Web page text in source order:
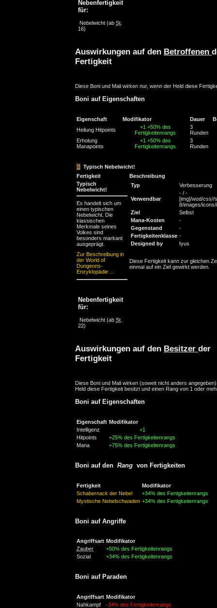
Nebenfertigkeit
für:
Nebelwicht (ab St
16)
Auswirkungen auf den Betroffenen
Fertigkeit
Diese Boni und Mali wirken nur, wenn der Held diese
Boni auf Eigenschaften
Eigenschaft Modifikator Dauer
Heilung Hitpoints
+1 +50% des
Fertigkeitenrangs
3
Runden
Erholung
Manapoints
+1 +50% des
Fertigkeitenrangs
3
Runden
Typisch Nebelwicht!
Fertigkeit
Beschreibung
Typisch
Nebelwicht!
Es handelt sich um
einen typischen
Nebelwicht. Die
klassischen
Merkmale seines
Volkes sind
besonders markant
ausgeprägt.
Zur Beschreibung in
der World of
Dungeons-
Enzyklopädie ...
Nebenfertigkeit
für:
Nebelwicht (ab St
22)
Typ Verbesserung
Verwendbar
- / -
[img]/wod/css//
8/images/icons/
Ziel
Selbst
Mana-Kosten
-
Gegenstand
-
Fertigkeitenklasse -
Designed by
Iyus
Diese Fertigkeit kann zur gleichen
einmal auf ein Ziel gewirkt werden.
Auswirkungen auf den Besitzer der
Fertigkeit
Diese Boni und Mali wirken (soweit nicht anders
Held diese Fertigkeit besitzt und einen Rang von 1 oder
Boni auf Eigenschaften
Eigenschaft Modifikator
Intelligenz
+1
Hitpoints
+25% des Fertigkeitenrangs
Mana
+75% des Fertigkeitenrangs
Boni auf den Rang von Fertigkeiten
Fertigkeit
Modifikator
Schabernack der Nebel
+34% des Fertigkeitenrangs
Mystische Nebelschwaden +34% des Fertigkeitenrangs
Boni auf Angriffe
Angriffsart Modifikator
Zauber
+50% des Fertigkeitenrangs
Sozial
+34% des Fertigkeitenrangs
Boni auf Paraden
Angriffsart Modifikator
Nahkampf
-34% des Fertigkeitenrangs